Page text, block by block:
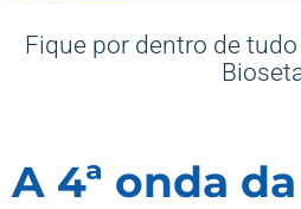
Fique por dentro de
A 4ª onda da